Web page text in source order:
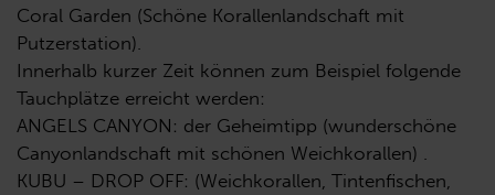
Coral Garden (Schöne Korallenlandschaft mit
Putzerstation).
Innerhalb kurzer Zeit können zum Beispiel folgende
Tauchplätze erreicht werden:
ANGELS CANYON: der Geheimtipp (wunderschöne
Canyonlandschaft mit schönen Weichkorallen) .
KUBU – DROP OFF: (Weichkorallen, Tintenfischen,